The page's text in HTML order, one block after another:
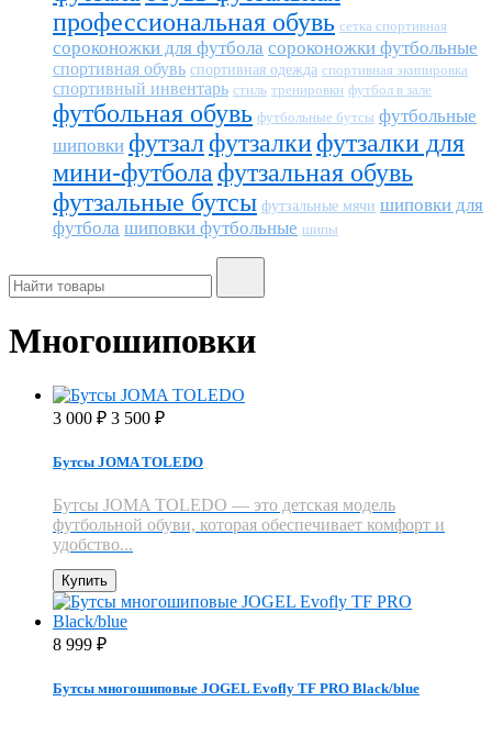
профессиональная обувь сетка спортивная
сороконожки для футбола сороконожки футбольные
спортивная обувь спортивная одежда спортивная экипировка
спортивный инвентарь стиль тренировки футбол в зале
футбольная обувь футбольные бутсы футбольные
шиповки футзалфутзалкифутзалки для
мини-футбола футзальная обувь
футзальные бутсы футзальные мячи шиповки для
футбола шиповки футбольные шипы
Многошиповки
3 000 ₽ 3 500 ₽
Бутсы JOMA TOLEDO
Бутсы JOMA TOLEDO — это детская модель
футбольной обуви, которая обеспечивает комфорт и
удобство...
Купить
8 999 ₽
Бутсы многошиповые JOGEL Evofly TF PRO Black/blue